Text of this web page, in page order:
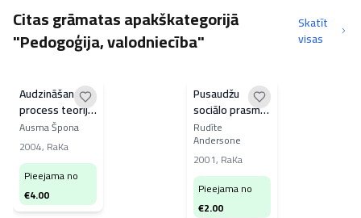
Citas grāmatas apakškategorijā
"Pedogoģija, valodniecība"
Skatīt
visas
Audzināšanas
process teorijā
un praksē
Ausma Špona
2004, RaKa
Pieejama no
€4.00
Pusaudžu
sociālo prasmju
veidošanās
Rudīte
Andersone
2001, RaKa
Pieejama no
€2.00